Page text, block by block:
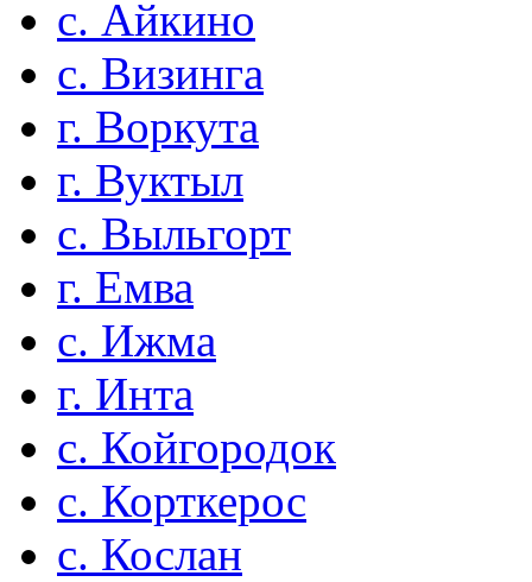
с. Айкино
с. Визинга
г. Воркута
г. Вуктыл
с. Выльгорт
г. Емва
с. Ижма
г. Инта
с. Койгородок
с. Корткерос
с. Кослан